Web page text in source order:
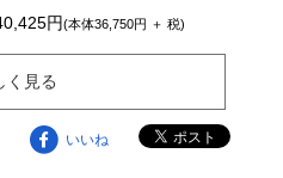
円(本体36,750円 ＋ 税)
く見る
いいね